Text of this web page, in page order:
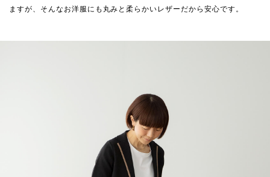
ますが、そんなお洋服にも丸みと柔らかいレザーだから安心です。